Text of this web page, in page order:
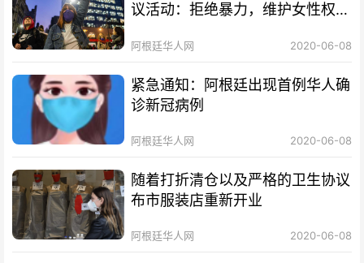
议活动：拒绝暴力，维护女性权
阿根廷华人网 2020-06-08
紧急通知：阿根廷出现首例华人确
诊新冠病例
阿根廷华人网 2020-06-08
随着打折清仓以及严格的卫生协议
布市服装店重新开业
阿根廷华人网 2020-06-08